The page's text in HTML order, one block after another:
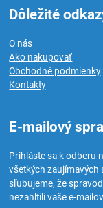
Dôležité
O nás
Ako nakupovať
Obchodné podmienky
Kontakty
E-mailový
Prihláste sa k odberu
všetkých zaujímavých
sľubujeme, že
nezahltili vaše e-